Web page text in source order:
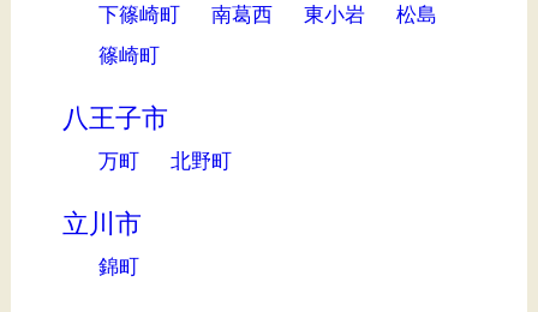
下篠崎町 南葛西 東小岩
松島
篠崎町
八王子市
万町 北野町
立川市
錦町